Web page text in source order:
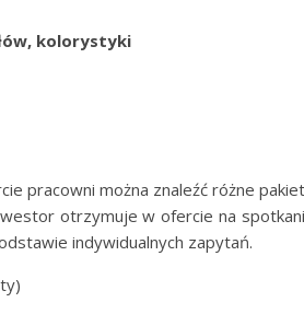
kolorystyki
pracowni można znaleźć różne
otrzymuje w ofercie na
indywidualnych zapytań.